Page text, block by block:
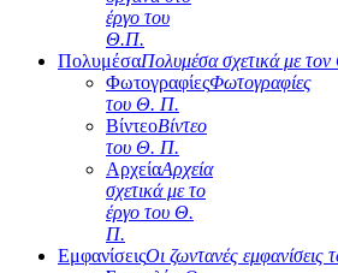
έργο του
Θ.Π.
ΠολυμέσαΠολυμέσα σχετικά με
ΦωτογραφίεςΦωτογραφίες
του Θ. Π.
ΒίντεοΒίντεο
του Θ. Π.
ΑρχείαΑρχεία
σχετικά με το
έργο του Θ.
Π.
ΕμφανίσειςΟι ζωντανές